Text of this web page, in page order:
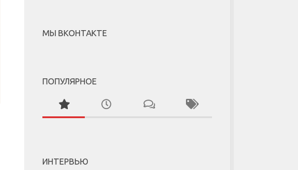
МЫ ВКОНТАКТЕ
ПОПУЛЯРНОЕ
ИНТЕРВЬЮ